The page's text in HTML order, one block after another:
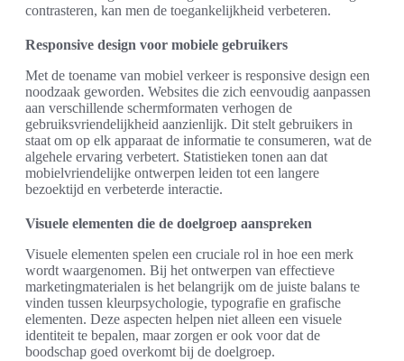
contrasteren, kan men de toegankelijkheid verbeteren.
Responsive design voor mobiele gebruikers
Met de toename van mobiel verkeer is responsive design een
noodzaak geworden. Websites die zich eenvoudig aanpassen
aan verschillende schermformaten verhogen de
gebruiksvriendelijkheid aanzienlijk. Dit stelt gebruikers in
staat om op elk apparaat de informatie te consumeren, wat de
algehele ervaring verbetert. Statistieken tonen aan dat
mobielvriendelijke ontwerpen leiden tot een langere
bezoektijd en verbeterde interactie.
Visuele elementen die de doelgroep aanspreken
Visuele elementen spelen een cruciale rol in hoe een merk
wordt waargenomen. Bij het ontwerpen van effectieve
marketingmaterialen is het belangrijk om de juiste balans te
vinden tussen kleurpsychologie, typografie en grafische
elementen. Deze aspecten helpen niet alleen een visuele
identiteit te bepalen, maar zorgen er ook voor dat de
boodschap goed overkomt bij de doelgroep.